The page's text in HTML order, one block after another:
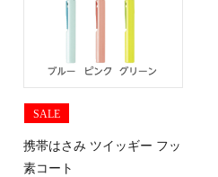
SALE
携帯はさみ ツイッギー フッ
素コート